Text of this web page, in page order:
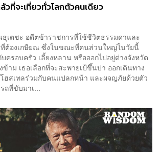
ที่จะเที่ยวทั่วโลกตัวคนเดียว
เตชะ อดีตข้าราชการที่ใช้ชีวิตธรรมดาและ
ที่ต้องเกษียณ ซึ่งในขณะที่คนส่วนใหญ่ในวัยนี้
บครอบครัว เลี้ยงหลาน หรือออกไปอยู่ต่างจังหวัด
าม เธอเลือกที่จะสะพายเป้ขึ้นบ่า ออกเดินทาง
ฮสเทลร่วมกับคนแปลกหน้า และผจญภัยด้วยตัว
ถที่ขับมาเ...